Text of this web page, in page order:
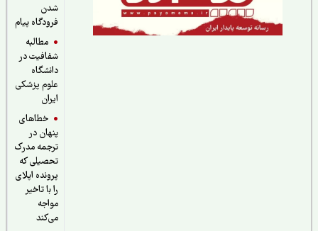
فرودگاه پیام
مطالبه
شفافیت در
دانشگاه
علوم پزشکی
خطاهای
پنهان در
ترجمه مدرک
تحصیلی که
پرونده اپلای
را با تاخیر